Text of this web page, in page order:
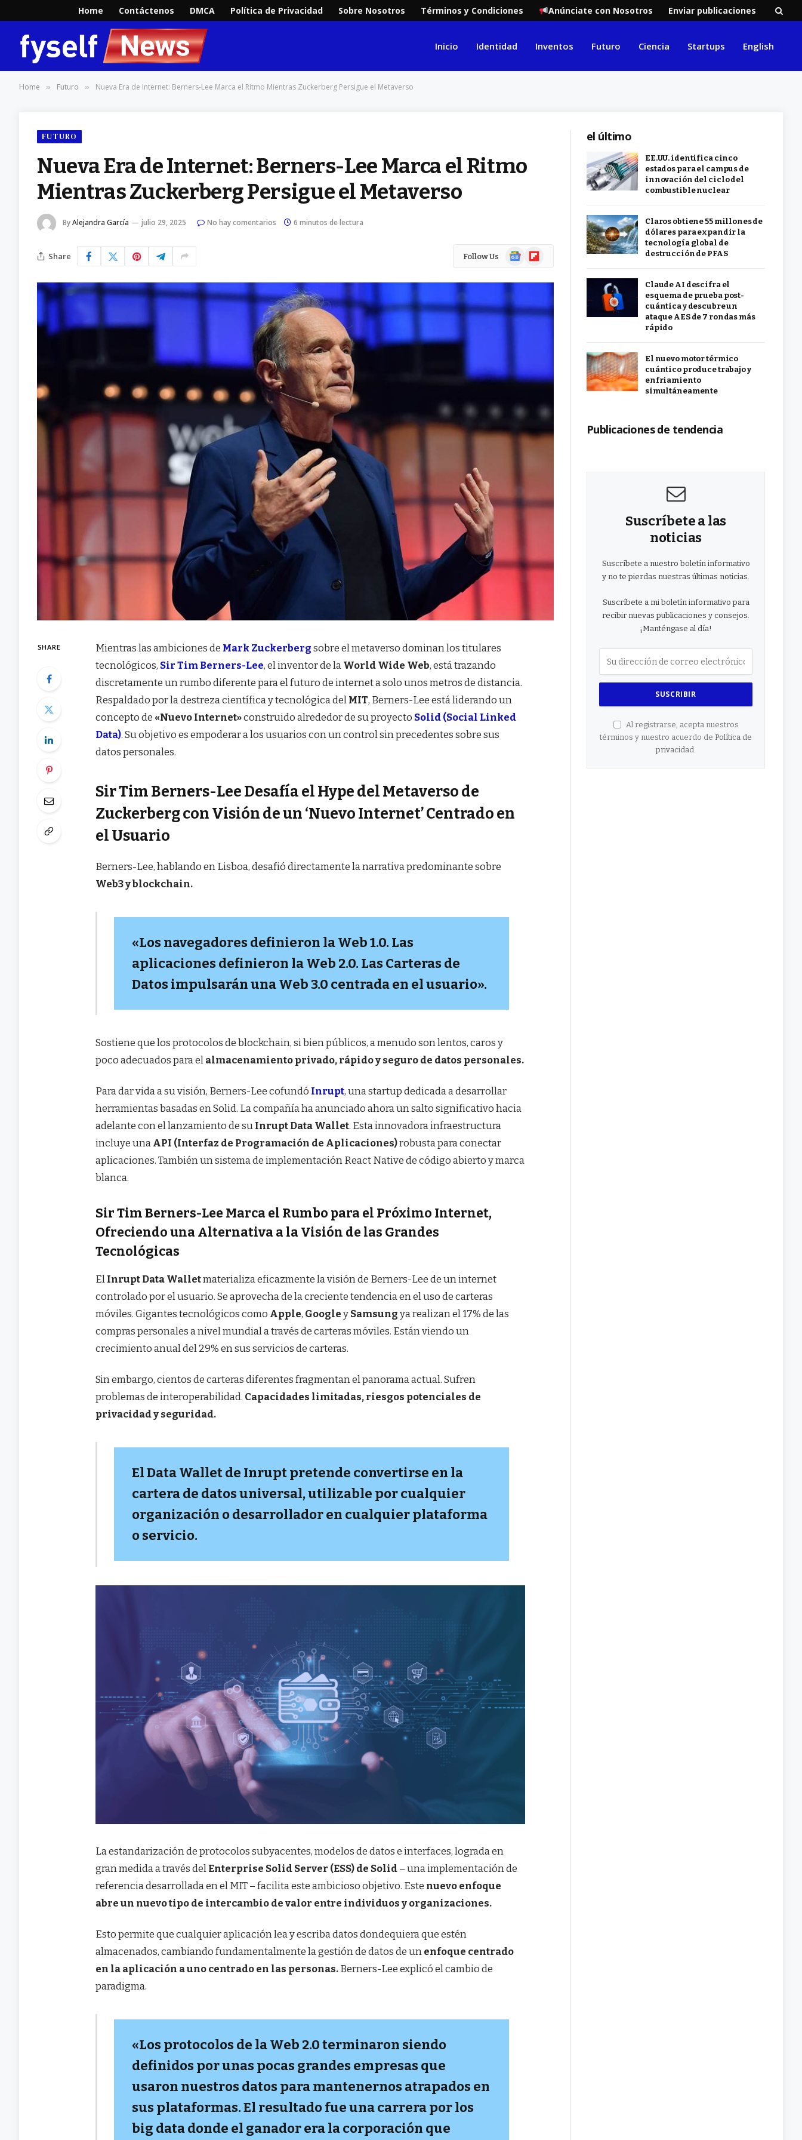
Home Contáctenos DMCA Política de Privacidad Sobre Nosotros Términos y Condiciones Anúnciate con Nosotros Enviar publicaciones
Inicio Identidad Inventos Futuro Ciencia Startups English
Home » Futuro » Nueva Era de Internet: Berners-Lee Marca el Ritmo Mientras Zuckerberg Persigue el Metaverso
FUTURO
Nueva Era de Internet: Berners-Lee Marca el Ritmo
Mientras Zuckerberg Persigue el Metaverso
ByAlejandra García julio 29, 2025 No hay comentarios 6 minutos de lectura
Share Follow Us
GoogleFlipboard
SHARE Mientras las ambiciones de Mark Zuckerbergsobre el metaverso dominan los titulares
tecnológicos, Sir Tim Berners-Lee, el inventor de la World Wide Web, está trazando
discretamente un rumbo diferente para el futuro de internet a solo unos metros de distancia.
Respaldado por la destreza científica y tecnológica del MIT, Berners-Lee está liderando un
concepto de «Nuevo Internet»construido alrededor de su proyecto Solid (Social Linked
Data). Su objetivo es empoderar a los usuarios con un control sin precedentes sobre sus
datos personales.
Sir Tim Berners-Lee Desafía el Hype del Metaverso de
Zuckerberg con Visión de un ‘Nuevo Internet’ Centrado en
el Usuario
Berners-Lee, hablando en Lisboa, desafió directamente la narrativa predominante sobre
Web3 y blockchain.
«Los navegadores definieron la Web 1.0. Las
aplicaciones definieron la Web 2.0. Las Carteras de
Datos impulsarán una Web 3.0 centrada en el usuario».
Sostiene que los protocolos de blockchain, si bien públicos, a menudo son lentos, caros y
poco adecuados para el almacenamiento privado, rápido y seguro de datos personales.
Para dar vida a su visión, Berners-Lee cofundó Inrupt, una startup dedicada a desarrollar
herramientas basadas en Solid. La compañía ha anunciado ahora un salto significativo hacia
adelante con el lanzamiento de su Inrupt Data Wallet. Esta innovadora infraestructura
incluye una API (Interfaz de Programación de Aplicaciones)robusta para conectar
aplicaciones. También un sistema de implementación React Native de código abierto y marca
blanca.
Sir Tim Berners-Lee Marca el Rumbo para el Próximo Internet,
Ofreciendo una Alternativa a la Visión de las Grandes
Tecnológicas
El Inrupt Data Walletmaterializa eficazmente la visión de Berners-Lee de un internet
controlado por el usuario. Se aprovecha de la creciente tendencia en el uso de carteras
móviles. Gigantes tecnológicos como Apple, Google y Samsung ya realizan el 17% de las
compras personales a nivel mundial a través de carteras móviles. Están viendo un
crecimiento anual del 29% en sus servicios de carteras.
Sin embargo, cientos de carteras diferentes fragmentan el panorama actual. Sufren
problemas de interoperabilidad. Capacidades limitadas, riesgos potenciales de
privacidad y seguridad.
El Data Wallet de Inrupt pretende convertirse en la
cartera de datos universal, utilizable por cualquier
organización o desarrollador en cualquier plataforma
o servicio.
La estandarización de protocolos subyacentes, modelos de datos e interfaces, lograda en
gran medida a través del Enterprise Solid Server (ESS) de Solid – una implementación de
referencia desarrollada en el MIT – facilita este ambicioso objetivo. Este nuevo enfoque
abre un nuevo tipo de intercambio de valor entre individuos y organizaciones.
Esto permite que cualquier aplicación lea y escriba datos dondequiera que estén
almacenados, cambiando fundamentalmente la gestión de datos de un enfoque centrado
en la aplicación a uno centrado en las personas. Berners-Lee explicó el cambio de
paradigma.
«Los protocolos de la Web 2.0 terminaron siendo
definidos por unas pocas grandes empresas que
usaron nuestros datos para mantenernos atrapados en
sus plataformas. El resultado fue una carrera por los
big data donde el ganador era la corporación que
el último
EE.UU. identifica cinco
estados para el campus de
innovación del ciclo del
combustible nuclear
Claros obtiene 55 millones de
dólares para expandir la
tecnología global de
destrucción de PFAS
Claude AI descifra el
esquema de prueba post-
cuántica y descubre un
ataque AES de 7 rondas más
rápido
El nuevo motor térmico
cuántico produce trabajo y
enfriamiento
simultáneamente
Publicaciones de tendencia
Suscríbete a las
noticias
Suscríbete a nuestro boletín informativo
y no te pierdas nuestras últimas noticias.
Suscríbete a mi boletín informativo para
recibir nuevas publicaciones y consejos.
¡Manténgase al día!
Al registrarse, acepta nuestros
términos y nuestro acuerdo de Política de
privacidad.